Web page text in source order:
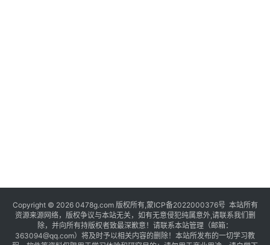
Copyright © 2026 0478g.com 版权所有,蒙ICP备2022000376号 本站所有
资源来源网络，版权争议与本站无关，如有无意侵犯纯属意外,请联系我们删
除，并向所有持版权者致最深歉意！请联系本站管理（邮箱：
363094@qq.com）将及时予以相关内容的删除！本站所发布的一切学习教